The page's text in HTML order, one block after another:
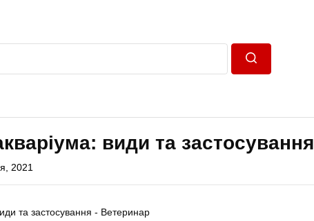
види та застосування
2021